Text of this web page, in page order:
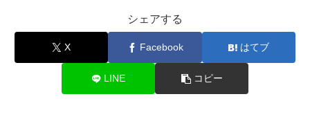
シェアする
X Facebook はてブ
LINE コピー